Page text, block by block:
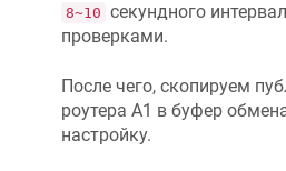
8~10 секундного
проверками.
После чего, скопируем
роутера А1 в буфер
настройку.